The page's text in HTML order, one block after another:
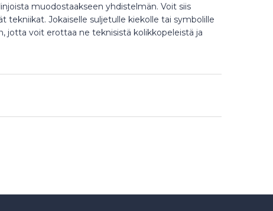
muodostaakseen yhdistelmän. Voit siis
tekniikat. Jokaiselle suljetulle kiekolle tai symbolille
jotta voit erottaa ne teknisistä kolikkopeleistä ja